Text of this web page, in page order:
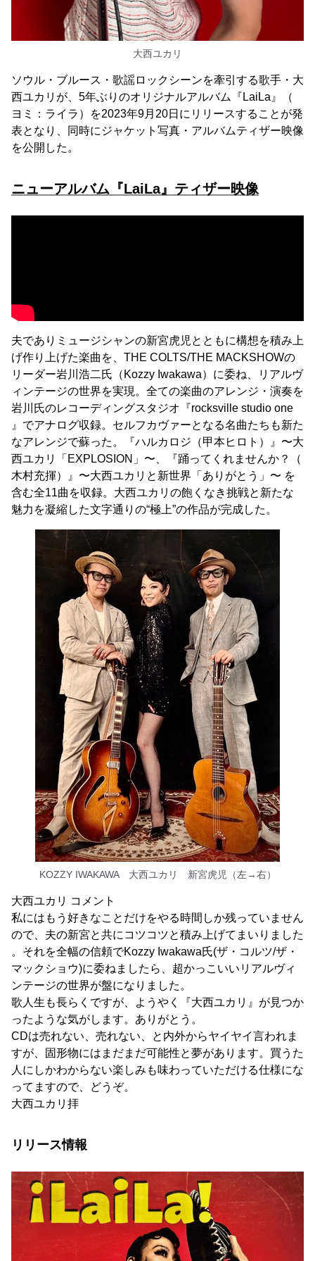
大西ユカリ
ソウル・ブルース・歌謡ロックシーンを牽引する歌手・大
西ユカリが、5年ぶりのオリジナルアルバム『LaiLa』（
ヨミ：ライラ）を2023年9月20日にリリースすることが発
表となり、同時にジャケット写真・アルバムティザー映像
を公開した。
ニューアルバム『LaiLa』ティザー映像
夫でありミュージシャンの新宮虎児とともに構想を積み上
げ作り上げた楽曲を、THE COLTS/THE MACKSHOWの
リーダー岩川浩二氏（Kozzy Iwakawa）に委ね、リアルヴ
ィンテージの世界を実現。全ての楽曲のアレンジ・演奏を
岩川氏のレコーディングスタジオ『rocksville studio one
』でアナログ収録。セルフカヴァーとなる名曲たちも新た
なアレンジで蘇った。『ハルカロジ（甲本ヒロト）』〜大
西ユカリ「EXPLOSION」〜、『踊ってくれませんか？（
木村充揮）』〜大西ユカリと新世界「ありがとう」〜 を
含む全11曲を収録。大西ユカリの飽くなき挑戦と新たな
魅力を凝縮した文字通りの“極上”の作品が完成した。
KOZZY IWAKAWA 大西ユカリ 新宮虎児（左→右）
大西ユカリ コメント
私にはもう好きなことだけをやる時間しか残っていません
ので、夫の新宮と共にコツコツと積み上げてまいりました
。それを全幅の信頼でKozzy Iwakawa氏(ザ・コルツ/ザ・
マックショウ)に委ねましたら、超かっこいいリアルヴィ
ンテージの世界が盤になりました。
歌人生も長らくですが、ようやく『大西ユカリ』が見つか
ったような気がします。ありがとう。
CDは売れない、売れない、と内外からヤイヤイ言われま
すが、固形物にはまだまだ可能性と夢があります。買うた
人にしかわからない楽しみも味わっていただける仕様にな
ってますので、どうぞ。
大西ユカリ拝
リリース情報